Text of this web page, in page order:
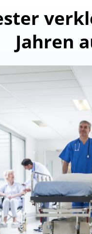
Jahren